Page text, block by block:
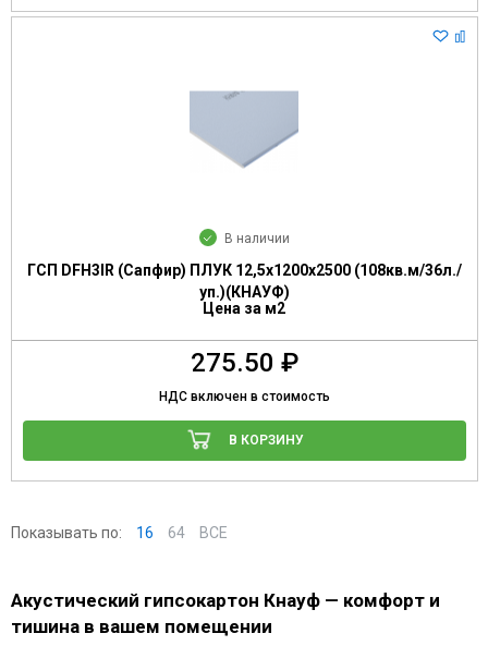
В наличии
ГСП DFН3IR (Сапфир) ПЛУК 12,5х1200х2500 (108кв.м/36л./
уп.)(КНАУФ)
Цена за м2
275.50 ₽
НДС включен в стоимость
В КОРЗИНУ
Показывать по: 16 64 ВСЕ
Акустический гипсокартон Кнауф — комфорт и
тишина в вашем помещении